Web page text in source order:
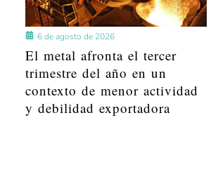
6 de agosto de 2026
El metal afronta el tercer
trimestre del año en un
contexto de menor actividad
y debilidad exportadora